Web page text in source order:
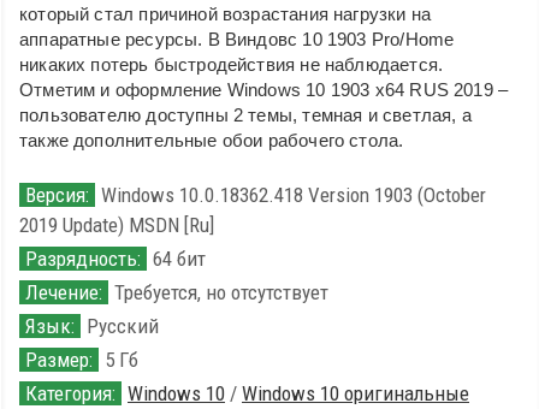
который стал причиной возрастания нагрузки на
аппаратные ресурсы. В Виндовс 10 1903 Pro/Home
никаких потерь быстродействия не наблюдается.
Отметим и оформление Windows 10 1903 x64 RUS 2019 –
пользователю доступны 2 темы, темная и светлая, а
также дополнительные обои рабочего стола.
Версия: Windows 10.0.18362.418 Version 1903 (October
2019 Update) MSDN [Ru]
Разрядность: 64 бит
Лечение: Требуется, но отсутствует
Язык: Русский
Размер: 5 Гб
Категория: Windows 10 / Windows 10 оригинальные